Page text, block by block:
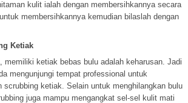
kulit ialah dengan membersihkannya secara
membersihkannya kemudian bilaslah dengan
Ketiak
memiliki ketiak bebas bulu adalah keharusan. Jadi
mengunjungi tempat professional untuk
scrubbing ketiak. Selain untuk menghilangkan bulu
juga mampu mengangkat sel-sel kulit mati